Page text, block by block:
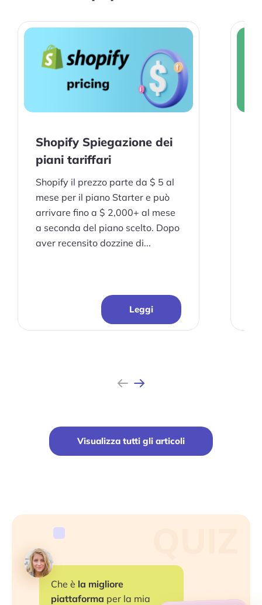
Risorse
Definizioni
Hub
Statistiche
Video
interviste
Offerte
Inizia Shopify Prova
Shopify Spiegazione dei
piani tariffari
Shopify il prezzo parte da $ 5 al
mese per il piano Starter e può
arrivare fino a $ 2,000+ al mese
a seconda del piano scelto. Dopo
aver recensito dozzine di...
Leggi
Visualizza tutti gli articoli
Precedente
Avanti
Che è la migliore
piattaforma per la mia